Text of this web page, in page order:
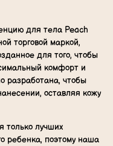
для тела Peach
торговой маркой,
для того, чтобы
комфорт и
разработана, чтобы
оставляя кожу
только лучших
ребенка, поэтому наша